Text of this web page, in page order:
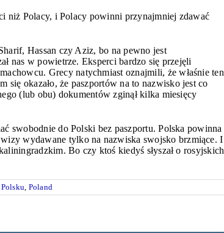
niż Polacy, i Polacy powinni przynajmniej zdawać
Hassan czy Aziz, bo na pewno jest
nas w powietrze. Eksperci bardzo się przejęli
Grecy natychmiast oznajmili, że właśnie ten
się okazało, że paszportów na to nazwisko jest co
(lub obu) dokumentów zginął kilka miesięcy
swobodnie do Polski bez paszportu. Polska powinna
wydawane tylko na nazwiska swojsko brzmiące. I
Bo czy ktoś kiedyś słyszał o rosyjskich
Poland